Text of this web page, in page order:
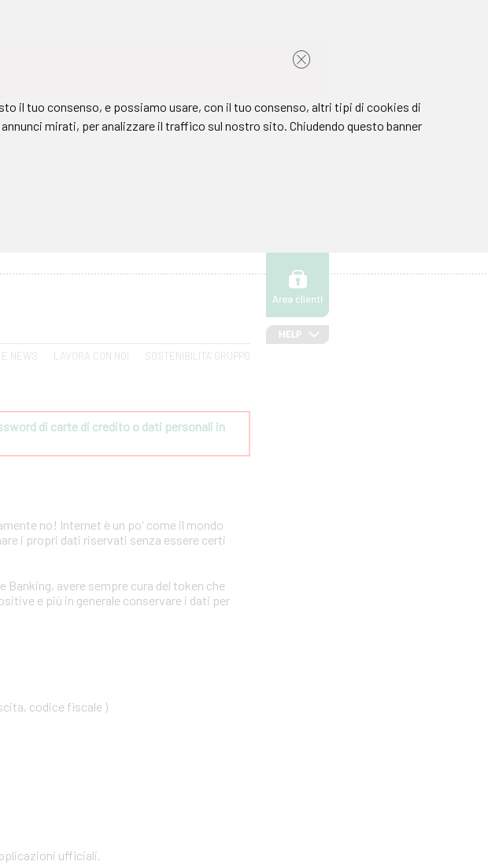
E NEWS LAVORA CON NOI SOSTENIBILITA' GRUPPO
di carte di credito o dati personali in
no! Internet è un po' come il mondo
i propri dati riservati senza essere certi
Banking, avere sempre cura del token che
e più in generale conservare i dati per
codice fiscale )
ufficiali.